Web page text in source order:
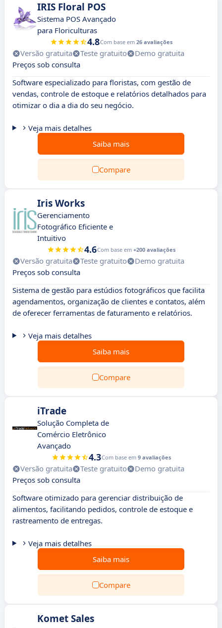
IRIS Floral POS
Sistema POS Avançado
para Floriculturas
4.8Com base em 26 avaliações
Versão gratuita Teste gratuito
Demo gratuita
Preços sob consulta
Software especializado para floristas, com gestão de
vendas, controle de estoque e relatórios detalhados para
otimizar o dia a dia do seu negócio.
Veja mais detalhes
Saiba mais
Compare
Iris Works
Gerenciamento
Fotográfico Eficiente e
Intuitivo
4.6Com base em +200 avaliações
Versão gratuita Teste gratuito
Demo gratuita
Preços sob consulta
Sistema de gestão para estúdios fotográficos que facilita
agendamentos, organização de clientes e contatos, além
de oferecer ferramentas de faturamento e relatórios.
Veja mais detalhes
Saiba mais
Compare
iTrade
Solução Completa de
Comércio Eletrônico
Avançado
4.3Com base em 9 avaliações
Versão gratuita Teste gratuito
Demo gratuita
Preços sob consulta
Software otimizado para gerenciar distribuição de
alimentos, facilitando pedidos, controle de estoque e
rastreamento de entregas.
Veja mais detalhes
Saiba mais
Compare
Komet Sales